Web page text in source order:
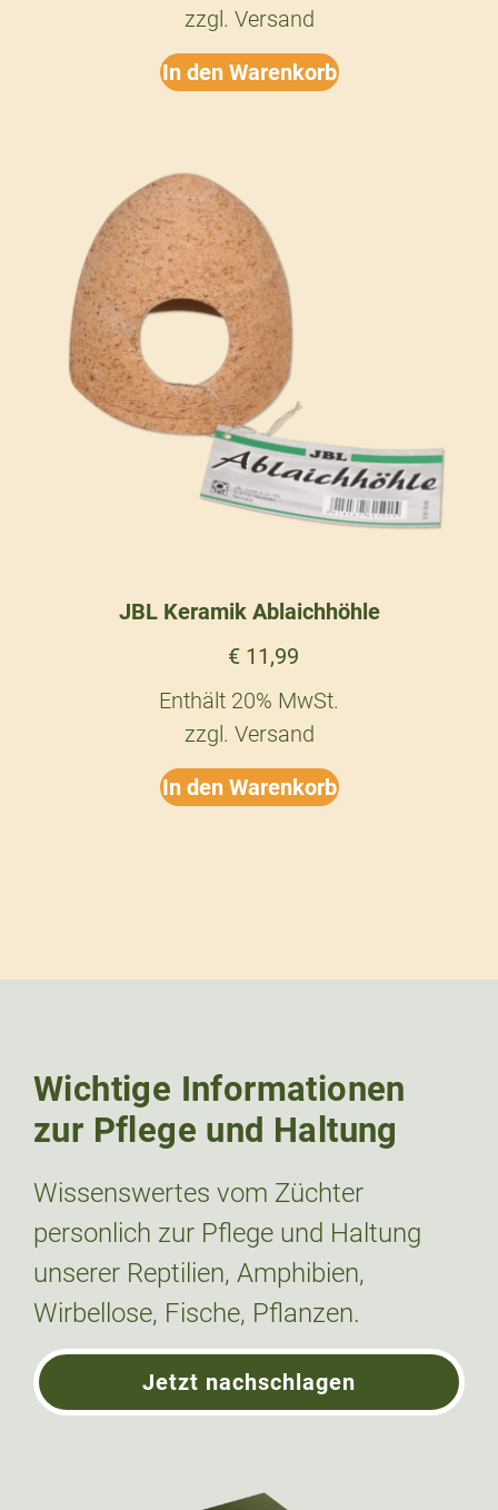
zzgl. Versand
In den Warenkorb
JBL Keramik Ablaichhöhle
€11,99
Enthält 20% MwSt.
zzgl. Versand
In den Warenkorb
Wichtige Informationen
zur Pflege und Haltung
Wissenswertes vom Züchter
personlich zur Pflege und Haltung
unserer Reptilien, Amphibien,
Wirbellose, Fische, Pflanzen.
Jetzt nachschlagen